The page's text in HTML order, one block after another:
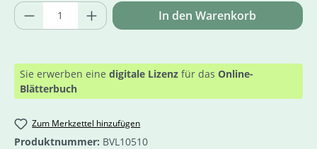
Produkt Anzahl: Gib den gewünschten
In den Warenkorb
Sie erwerben eine digitale Lizenz für das Online-
Blätterbuch
Zum Merkzettel hinzufügen
Produktnummer: BVL10510